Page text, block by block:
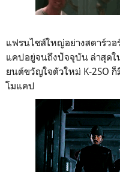
แฟรนไชส์ใหญ่อย่างสตาร์วอ
แคปอยู่จนถึงปัจจุบัน ล่าสุดใ
ยนต์ขวัญใจตัวใหม่ K-2SO
โมแคป